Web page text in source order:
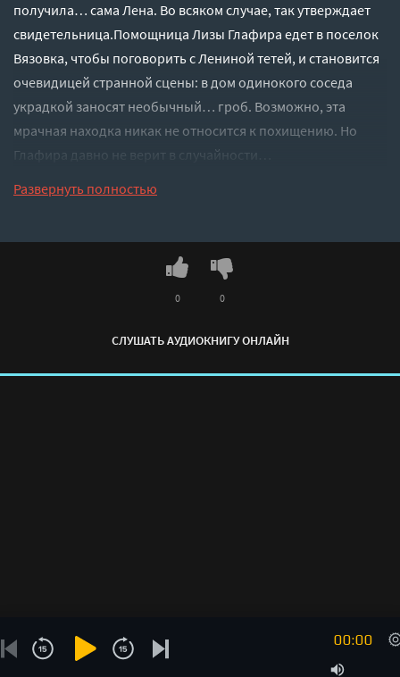
получила… сама Лена. Во всяком случае, так утверждает
свидетельница.Помощница Лизы Глафира едет в поселок
Вязовка, чтобы поговорить с Лениной тетей, и становится
очевидицей странной сцены: в дом одинокого соседа
украдкой заносят необычный… гроб. Возможно, эта
мрачная находка никак не относится к похищению. Но
Глафира давно не верит в случайности…
Развернуть полностью
СЛУШАТЬ АУДИОКНИГУ ОНЛАЙН
0 0
00:00